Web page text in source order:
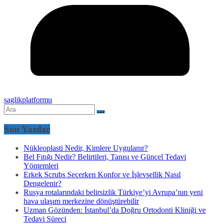
saglikplatformu
Son Yazılar
Nükleoplasti Nedir, Kimlere Uygulanır?
Bel Fıtığı Nedir? Belirtileri, Tanısı ve Güncel Tedavi
Yöntemleri
Erkek Scrubs Seçerken Konfor ve İşlevsellik Nasıl
Dengelenir?
Rusya rotalarındaki belirsizlik Türkiye’yi Avrupa’nın yeni
hava ulaşım merkezine dönüştürebilir
Uzman Gözünden: İstanbul’da Doğru Ortodonti Kliniği ve
Tedavi Süreci